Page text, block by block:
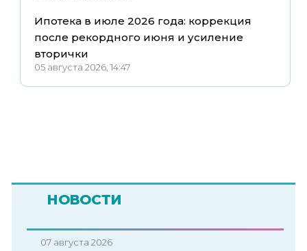
Ипотека в июле 2026 года: коррекция
после рекордного июня и усиление
вторички
05 августа 2026, 14:47
НОВОСТИ
07 августа 2026